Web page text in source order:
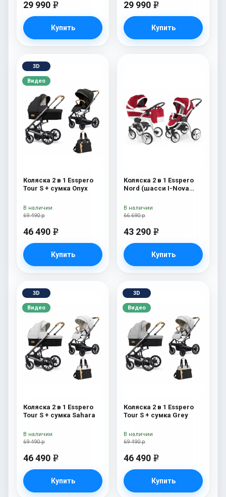
29 990 e
Купить
29 990 e
Купить
3D
Видео
Коляска 2 в 1 Esspero
Tour S + сумка Onyx
69 490 р
46 490 e
Купить
В наличии
Коляска 2 в 1 Esspero
Nord (шасси I-Nova
66 690 р
43 290 e
Купить
В наличии
3D
Видео
Коляска 2 в 1 Esspero
Tour S + сумка Sahara
69 490 р
46 490 e
Купить
В наличии
3D
Видео
Коляска 2 в 1 Esspero
Tour S + сумка Grey
69 490 р
46 490 e
Купить
В наличии